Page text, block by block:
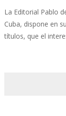
La Editorial Pablo
Cuba, dispone en
títulos, que el